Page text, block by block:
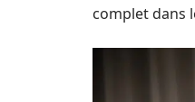
complet dans